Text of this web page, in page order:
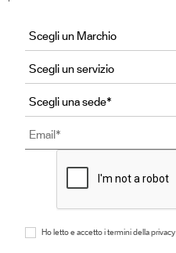
Ho letto e accetto i termini della privacy